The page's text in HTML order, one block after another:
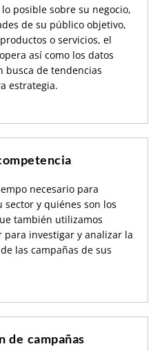
posible sobre su negocio,
de su público objetivo,
o servicios, el
así como los datos
busca de tendencias
estrategia.
necesario para
y quiénes son los
también utilizamos
investigar y analizar la
las campañas de sus
de campañas